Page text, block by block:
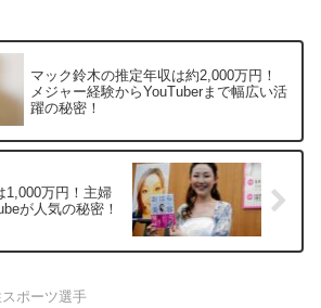
マック鈴木の推定年収は約2,000万円！
メジャー経験からYouTuberまで幅広い活
躍の秘密！
1,000万円！主婦
が人気の秘密！
スポーツ選手